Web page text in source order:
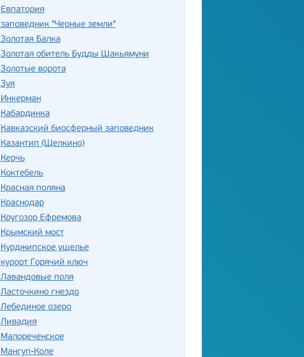
Евпатория
заповедник "Черные земли"
Золотая Балка
Золотая обитель Будды Шакьямуни
Золотые ворота
Зуя
Инкерман
Кабардинка
Кавказский биосферный заповедник
Казантип (Щелкино)
Керчь
Коктебель
Красная поляна
Краснодар
Кругозор Ефремова
Крымский мост
Курджипское ущелье
курорт Горячий ключ
Лавандовые поля
Ласточкино гнездо
Лебединое озеро
Ливадия
Малореченское
Мангуп-Коле